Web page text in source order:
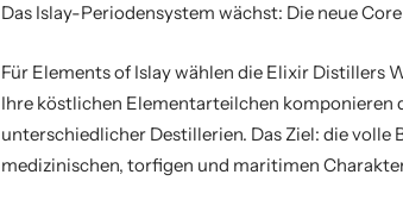
Das Islay-Periodensystem wächst: Die neue
Für Elements of Islay wählen die Elixir Distillers
Ihre köstlichen Elementarteilchen komponieren
unterschiedlicher Destillerien. Das Ziel: die
medizinischen, torfigen und maritimen